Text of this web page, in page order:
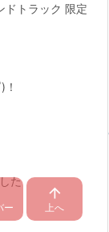
ドトラック 限定
た
ー

上へ